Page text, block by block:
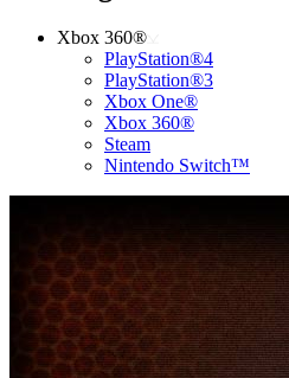
Xbox 360®
PlayStation®4
PlayStation®3
Xbox One®
Xbox 360®
Steam
Nintendo Switch™